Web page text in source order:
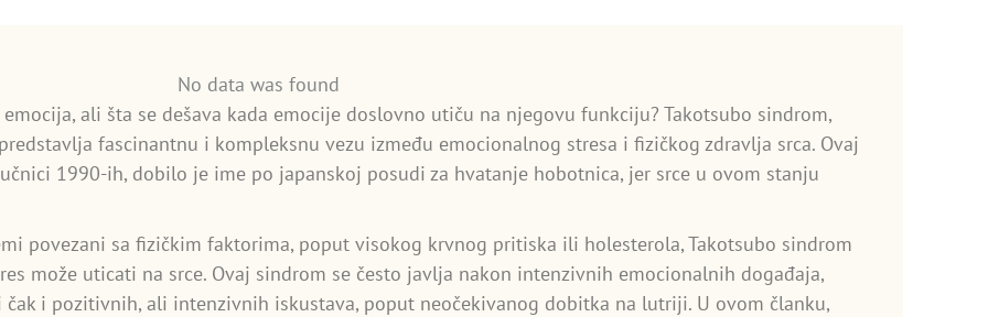
No data was found
ali šta se dešava kada emocije doslovno utiču na njegovu funkciju? Takotsubo sindrom,
fascinantnu i kompleksnu vezu između emocionalnog stresa i fizičkog zdravlja srca. Ovaj
1990-ih, dobilo je ime po japanskoj posudi za hvatanje hobotnica, jer srce u ovom stanju
povezani sa fizičkim faktorima, poput visokog krvnog pritiska ili holesterola, Takotsubo sindrom
može uticati na srce. Ovaj sindrom se često javlja nakon intenzivnih emocionalnih događaja,
i pozitivnih, ali intenzivnih iskustava, poput neočekivanog dobitka na lutriji. U ovom članku,